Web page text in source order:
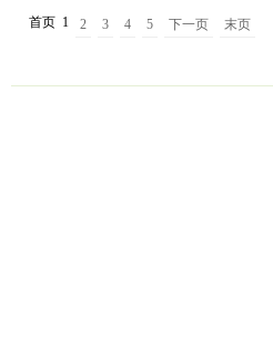
首页 1 2 3 4 5 下一页
末页